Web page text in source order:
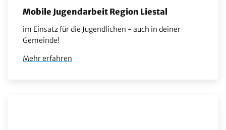
Mobile Jugendarbeit Region Liestal
im Einsatz für die Jugendlichen - auch in deiner
Gemeinde!
Mehr erfahren